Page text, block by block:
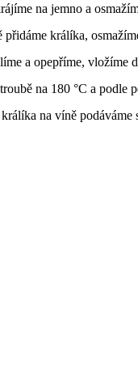
na jemno a
přidáme králíka,
a opepříme, vložíme
na 180 °C a podle
na víně podáváme